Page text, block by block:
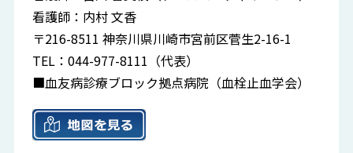
看護師：内村 文香
〒216-8511 神奈川県川崎市宮前区菅生2-16-1
TEL：044-977-8111（代表）
■血友病診療ブロック拠点病院（血栓止血学会）